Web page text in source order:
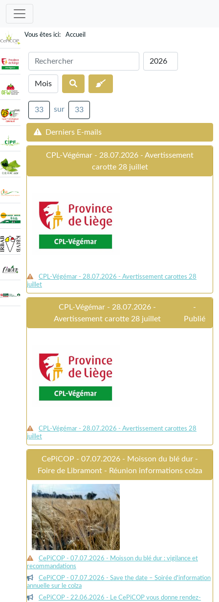
Accueil
33 sur 33
Derniers E-mails
CPL-Végémar - 28.07.2026 - Avertissement
carotte 28 juillet
CPL-Végémar - 28.07.2026 - Avertissement carottes 28
juillet
CPL-Végémar - 28.07.2026 -
Avertissement carotte 28 juillet
-
Publié
CPL-Végémar - 28.07.2026 - Avertissement carottes 28
juillet
CePiCOP - 07.07.2026 - Moisson du blé dur -
Foire de Libramont - Réunion informations colza
CePiCOP - 07.07.2026 - Moisson du blé dur : vigilance et
recommandations
CePiCOP - 07.07.2026 - Save the date – Soirée d'information
annuelle sur le colza
CePiCOP - 22.06.2026 - Le CePiCOP vous donne rendez-